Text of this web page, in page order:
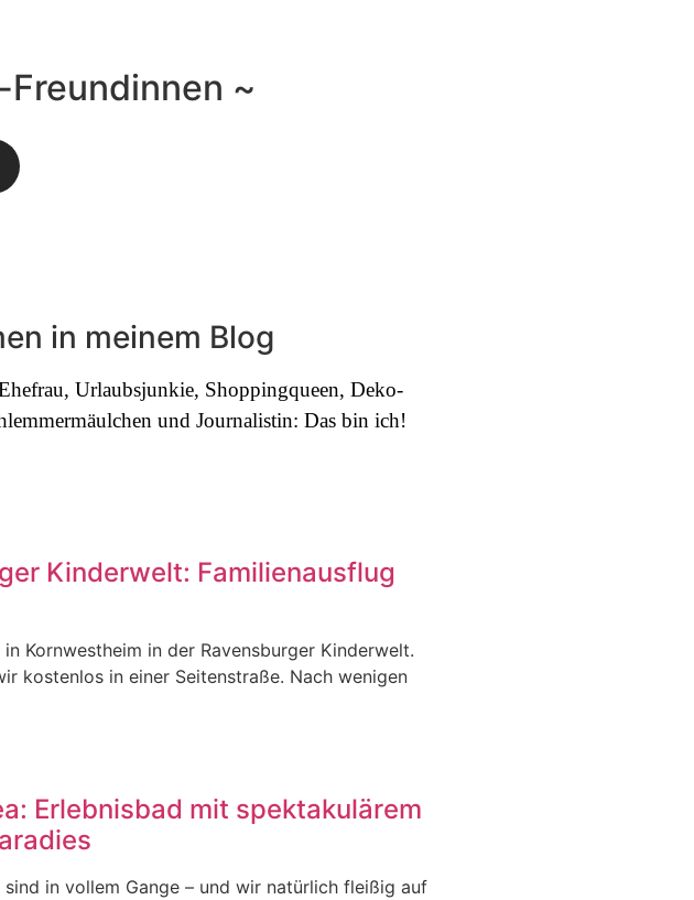
~
in meinem Blog
Urlaubsjunkie, Shoppingqueen, Deko-
und Journalistin: Das bin ich!
Kinderwelt: Familienausflug
Kornwestheim in der Ravensburger Kinderwelt.
kostenlos in einer Seitenstraße. Nach wenigen
Erlebnisbad mit spektakulärem
in vollem Gange – und wir natürlich fleißig auf